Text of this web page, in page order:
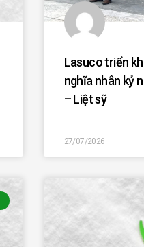
Lasuco triển
nghĩa nhân kỷ
– Liệt sỹ
27/07/2026